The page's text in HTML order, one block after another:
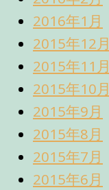
2016年1月
2015年12月
2015年11月
2015年10月
2015年9月
2015年8月
2015年7月
2015年6月